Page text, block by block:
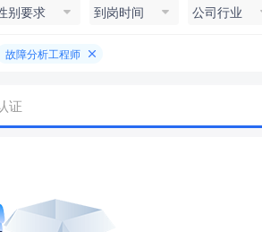
别要求 到岗时间 公司行业
故障分析工程师
证